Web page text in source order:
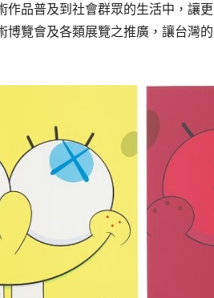
作品普及到社會群眾的生活中，讓
博覽會及各類展覽之推廣，讓台灣